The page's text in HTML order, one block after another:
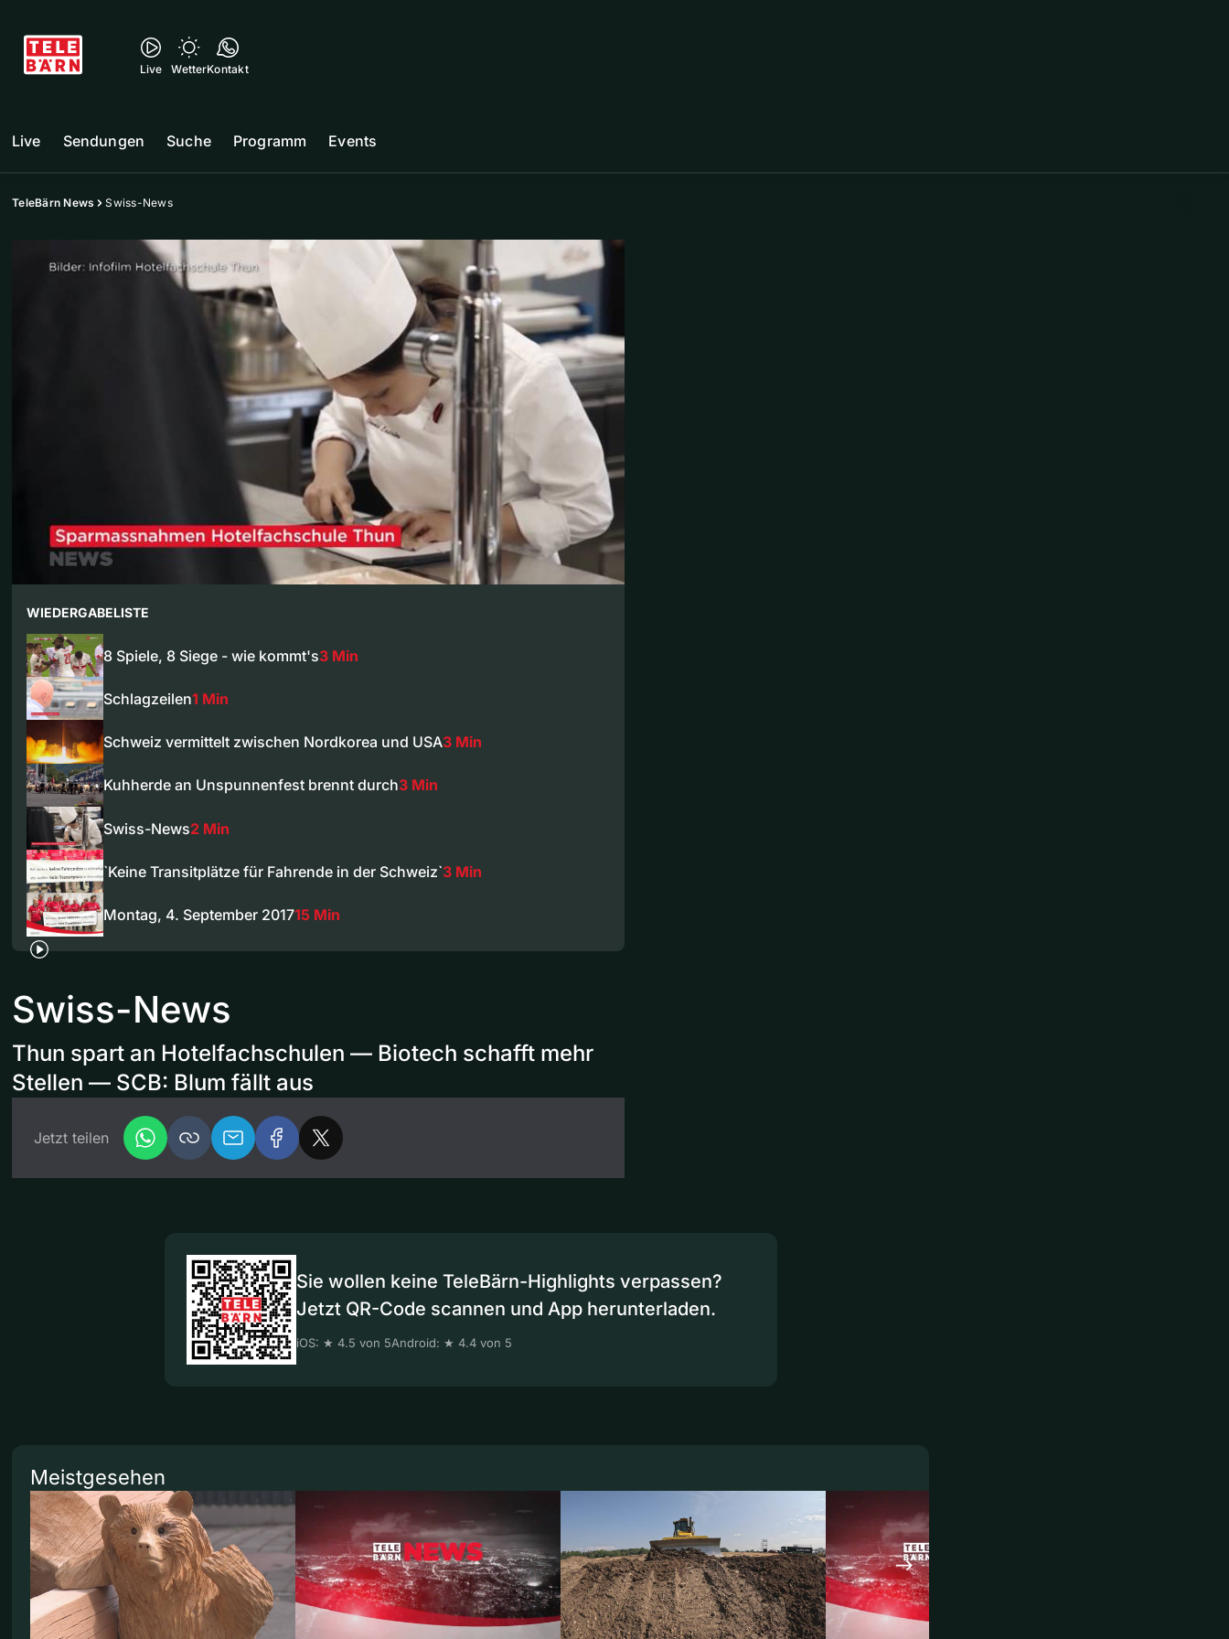
Live WetterKontakt
Live Sendungen Suche Programm Events
TeleBärn News Swiss-News
WIEDERGABELISTE
8 Spiele, 8 Siege - wie kommt's3 Min
Schlagzeilen1 Min
Schweiz vermittelt zwischen Nordkorea und USA3 Min
Kuhherde an Unspunnenfest brennt durch3 Min
Swiss-News2 Min
`Keine Transitplätze für Fahrende in der Schweiz`3 Min
Montag, 4. September 201715 Min
Swiss-News
Thun spart an Hotelfachschulen — Biotech schafft mehr
Stellen — SCB: Blum fällt aus
Jetzt teilen
Sie wollen keine TeleBärn-Highlights verpassen?
Jetzt QR-Code scannen und App herunterladen.
iOS: ★ 4.5 von 5Android: ★ 4.4 von 5
Meistgesehen